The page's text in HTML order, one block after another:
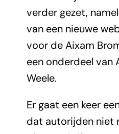
verder gezet,
van een nieuwe
voor de Aixam
een onderdeel van
Weele.
Er gaat een keer
dat autorijden niet